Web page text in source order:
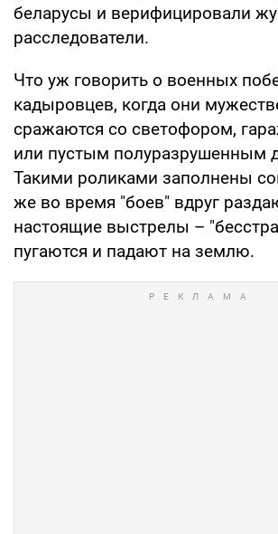
беларусы и верифицировали
расследователи.
Что уж говорить о военных
кадыровцев, когда они
сражаются со светофором,
или пустым полуразрушенным
Такими роликами заполнены
же во время "боев" вдруг
настоящие выстрелы –
пугаются и падают на землю.